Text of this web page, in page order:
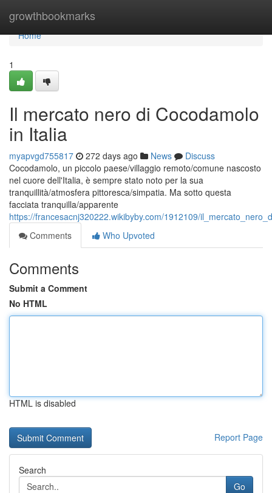
growthbookmarks
Home
Home
1
Il mercato nero di Cocodamolo
in Italia
myapvgd755817 272 days ago News
Discuss
Cocodamolo, un piccolo paese/villaggio remoto/comune nascosto
nel cuore dell'Italia, è sempre stato noto per la sua
tranquillità/atmosfera pittoresca/simpatia. Ma sotto questa
facciata tranquilla/apparente
https://francesacnj320222.wikibyby.com/1912109/
Comments
Who Upvoted
Comments
Submit a Comment
No HTML
HTML is disabled
Report Page
Search
Go